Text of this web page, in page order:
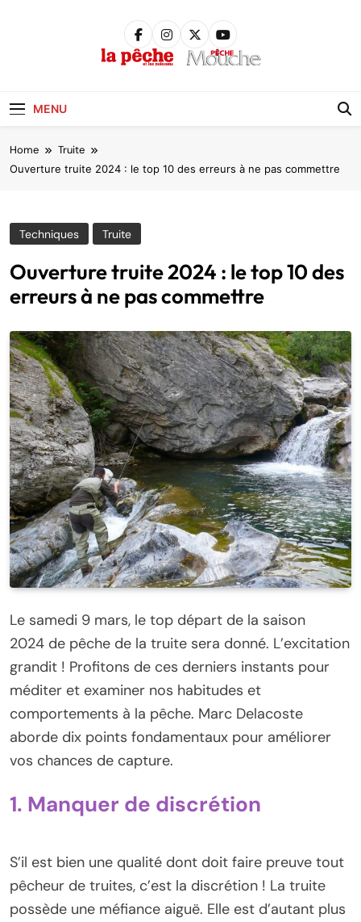
MENU
Home Truite
Ouverture truite 2024 : le top 10 des erreurs à ne pas commettre
Techniques Truite
Ouverture truite 2024 : le top 10 des
erreurs à ne pas commettre
Le samedi 9 mars, le top départ de la saison
2024 de pêche de la truite sera donné. L’excitation
grandit ! Profitons de ces derniers instants pour
méditer et examiner nos habitudes et
comportements à la pêche. Marc Delacoste
aborde dix points fondamentaux pour améliorer
vos chances de capture.
1. Manquer de discrétion
S’il est bien une qualité dont doit faire preuve tout
pêcheur de truites, c’est la discrétion ! La truite
possède une méfiance aiguë. Elle est d’autant plus